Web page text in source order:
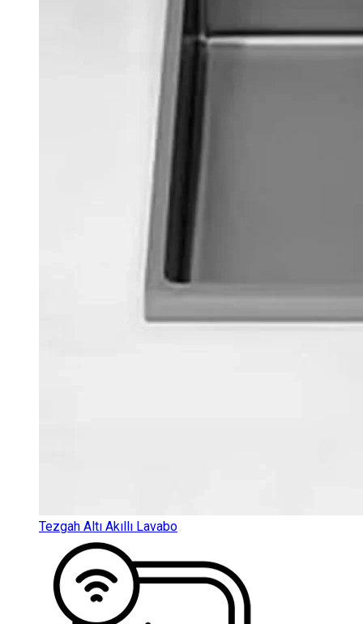
Tezgah Altı Akıllı Lavabo